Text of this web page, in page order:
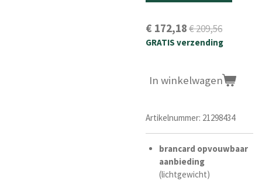
€ 172,18€ 209,56
GRATIS verzending
In winkelwagen
Artikelnummer: 21298434
brancard opvouwbaar
aanbieding
(lichtgewicht)